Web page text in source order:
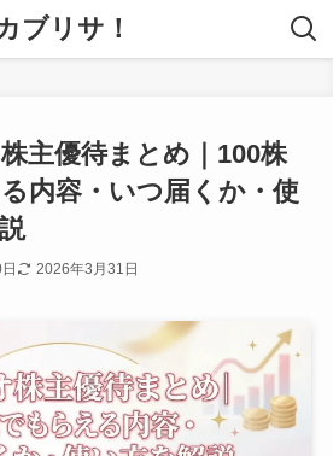
ブリサ！
主優待まとめ｜100株
内容・いつ届くか・使
2026年3月31日